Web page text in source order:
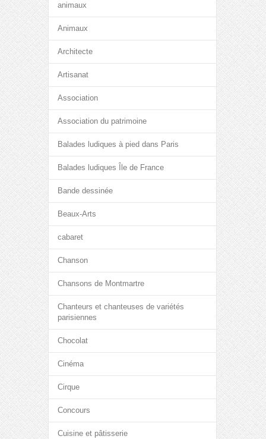
animaux
Animaux
Architecte
Artisanat
Association
Association du patrimoine
Balades ludiques à pied dans Paris
Balades ludiques Île de France
Bande dessinée
Beaux-Arts
cabaret
Chanson
Chansons de Montmartre
Chanteurs et chanteuses de variétés
parisiennes
Chocolat
Cinéma
Cirque
Concours
Cuisine et pâtisserie